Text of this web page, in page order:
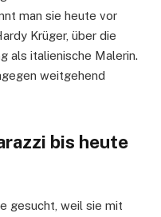
man sie heute vor
Krüger, über die
als italienische Malerin.
weitgehend
bis heute
gesucht, weil sie mit